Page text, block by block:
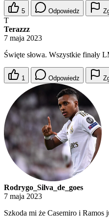
5 Odpowiedz
T
Terazzz
7 maja 2023
Święte słowa. Wszystkie finały
1 Odpowiedz
Rodrygo_Silva_de_goes
7 maja 2023
Szkoda mi że Casemiro i Ramos